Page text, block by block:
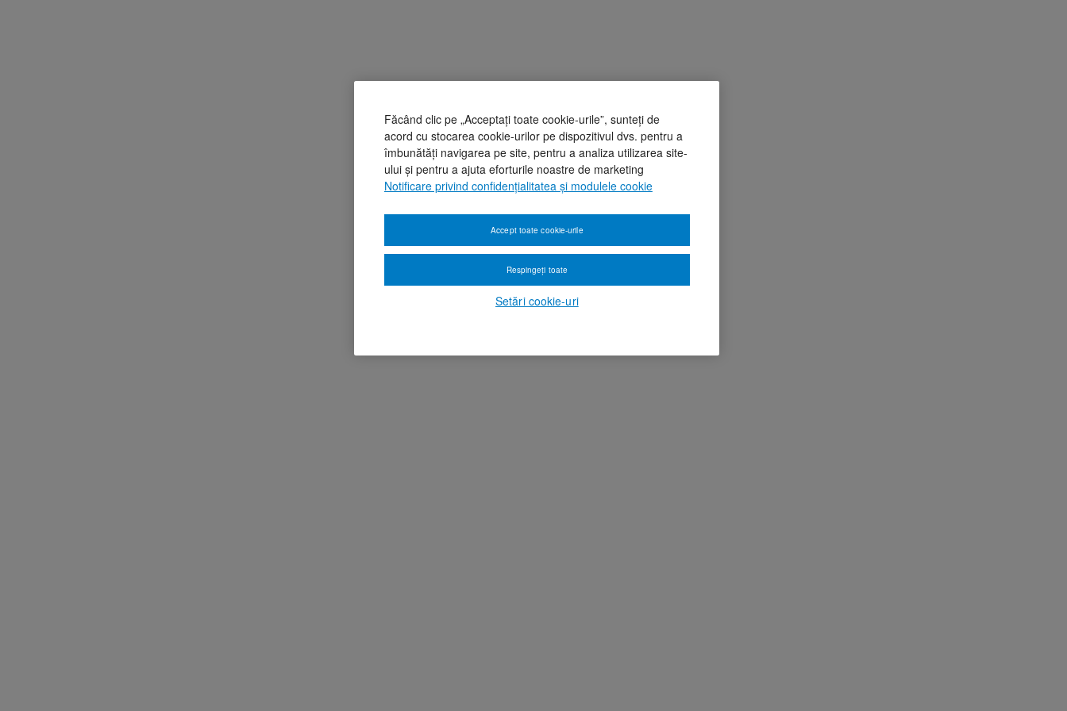
Făcând clic pe „Acceptați toate cookie-urile”, sunteți de
acord cu stocarea cookie-urilor pe dispozitivul dvs. pentru a
îmbunătăți navigarea pe site, pentru a analiza utilizarea site-
ului și pentru a ajuta eforturile noastre de marketing
Notificare privind confidențialitatea și modulele cookie
Setări cookie-uri
Respingeți toate
Accept toate cookie-urile